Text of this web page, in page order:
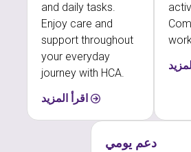
and daily tasks.
Enjoy care and
support throughout
your everyday
journey with HCA.
دعم يومي